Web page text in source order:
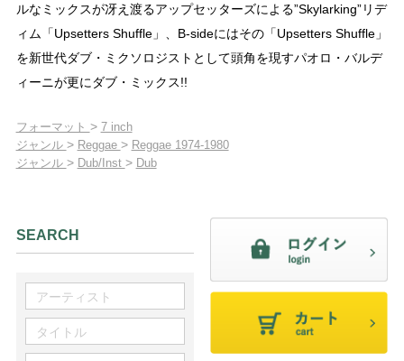
ルなミックスが冴え渡るアップセッターズによる”Skylarking”リデ
ィム「Upsetters Shuffle」、B-sideにはその「Upsetters Shuffle」
を新世代ダブ・ミクソロジストとして頭角を現すパオロ・バルデ
ィーニが更にダブ・ミックス!!
フォーマット > 7 inch
ジャンル > Reggae > Reggae 1974-1980
ジャンル > Dub/Inst > Dub
SEARCH